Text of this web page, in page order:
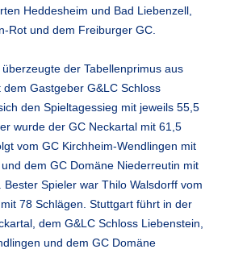
Heddesheim und Bad Liebenzell,
Rot und dem Freiburger GC.
der Tabellenprimus aus
Gastgeber G&LC Schloss
den Spieltagessieg mit jeweils 55,5
wurde der GC Neckartal mit 61,5
vom GC Kirchheim-Wendlingen mit
dem GC Domäne Niederreutin mit
Spieler war Thilo Walsdorff vom
78 Schlägen. Stuttgart führt in der
dem G&LC Schloss Liebenstein,
und dem GC Domäne